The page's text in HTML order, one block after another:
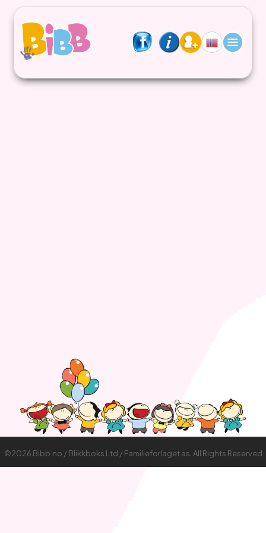
©2026 Bibb.no / Blikkboks Ltd / Familieforlaget as. All Rights Reserved